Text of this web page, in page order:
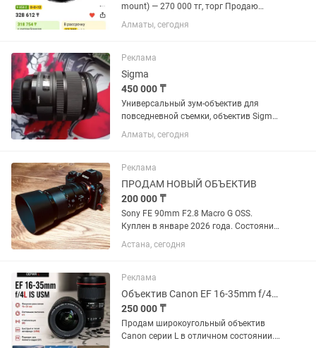
mount) — 270 000 тг, торг Продаю
универсальный объектив Sony 18–105
F4 G OSS. Отлично подходит для фото и
светосила F4 на всем диапазоне,...
Алматы, сегодня
Реклама
Sigma
450 000 ₸
Универсальный зум-объектив для
повседневной съемки, объектив Sigma
24-70mm f/2.8 DG OS HSM с креплением
Canon EF охватывает полезный
широкоугольного до портретного,...
Алматы, сегодня
Реклама
ПРОДАМ НОВЫЙ ОБЪЕКТИВ
200 000 ₸
Sony FE 90mm F2.8 Macro G OSS.
Куплен в январе 2026 года. Состояние
практически нового, без царапин и
потертостей. Полный комплект:
задняя крышки. Использовался...
Астана, сегодня
Реклама
Объектив Canon EF 16-35mm f/4L IS USM
250 000 ₸
Продам широкоугольный объектив
Canon серии L в отличном состоянии.